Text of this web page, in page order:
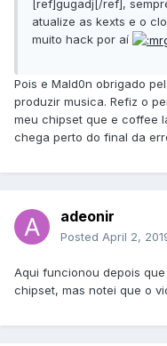
[ref]gugadj[/ref],
atualize as kexts e o
muito hack por aí
Pois e Mald0n obrigado
produzir musica. Refiz o
meu chipset que e coffee
chega perto do final da
adeonir
Posted April 2,
Aqui funcionou depois
chipset, mas notei que o